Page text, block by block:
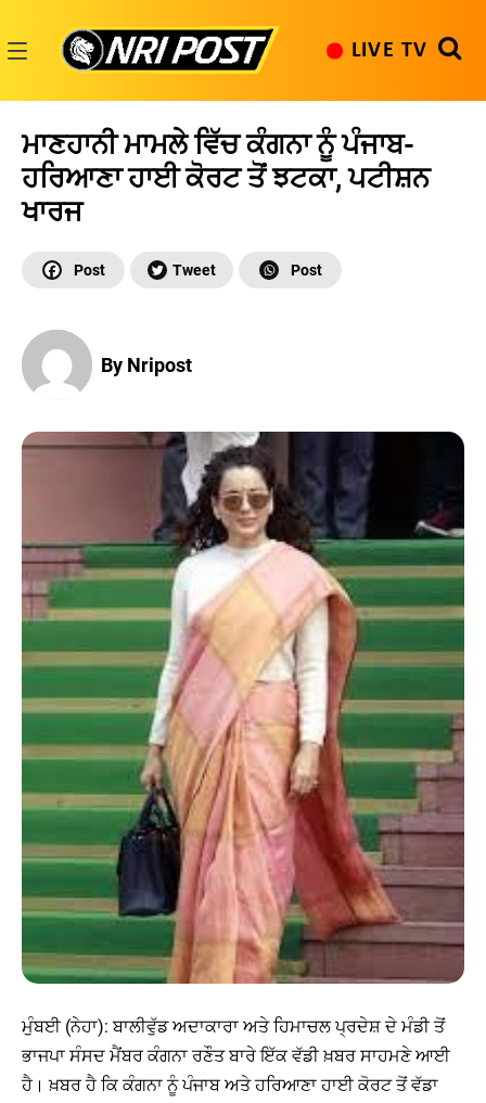
content
LIVE TV
ਮਾਣਹਾਨੀ ਮਾਮਲੇ ਵਿੱਚ ਕੰਗਨਾ ਨੂੰ ਪੰਜਾਬ-
ਹਰਿਆਣਾ ਹਾਈ ਕੋਰਟ ਤੋਂ ਝਟਕਾ, ਪਟੀਸ਼ਨ
ਖਾਰਜ
By Nripost
ਮੁੰਬਈ (ਨੇਹਾ): ਬਾਲੀਵੁੱਡ ਅਦਾਕਾਰਾ ਅਤੇ ਹਿਮਾਚਲ ਪ੍ਰਦੇਸ਼ ਦੇ ਮੰਡੀ ਤੋਂ
ਭਾਜਪਾ ਸੰਸਦ ਮੈਂਬਰ ਕੰਗਨਾ ਰਣੌਤ ਬਾਰੇ ਇੱਕ ਵੱਡੀ ਖ਼ਬਰ ਸਾਹਮਣੇ ਆਈ
ਹੈ। ਖ਼ਬਰ ਹੈ ਕਿ ਕੰਗਨਾ ਨੂੰ ਪੰਜਾਬ ਅਤੇ ਹਰਿਆਣਾ ਹਾਈ ਕੋਰਟ ਤੋਂ ਵੱਡਾ